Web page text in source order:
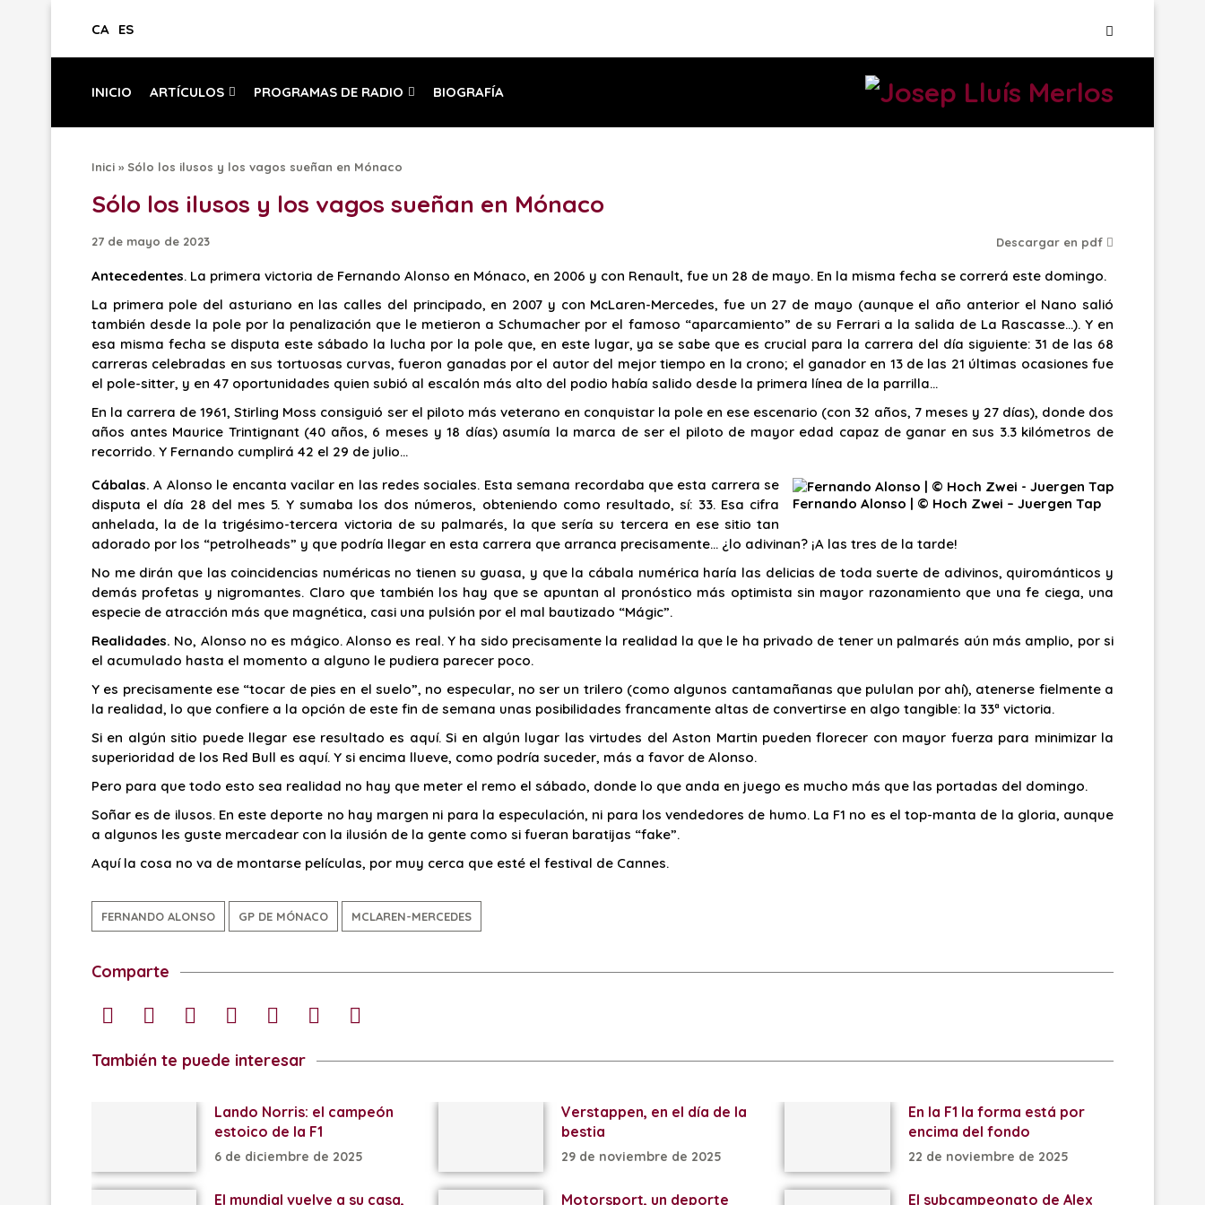
CA ES
INICIO ARTÍCULOS PROGRAMAS DE RADIO BIOGRAFÍA
Inici » Sólo los ilusos y los vagos sueñan en Mónaco
Sólo los ilusos y los vagos sueñan en Mónaco
27 de mayo de 2023 Descargar en pdf
Antecedentes. La primera victoria de Fernando Alonso en Mónaco, en 2006 y con Renault, fue un 28 de mayo. En la misma fecha se correrá este domingo.
La primera pole del asturiano en las calles del principado, en 2007 y con McLaren-Mercedes, fue un 27 de mayo (aunque el año anterior el Nano salió
también desde la pole por la penalización que le metieron a Schumacher por el famoso “aparcamiento” de su Ferrari a la salida de La Rascasse…). Y en
esa misma fecha se disputa este sábado la lucha por la pole que, en este lugar, ya se sabe que es crucial para la carrera del día siguiente: 31 de las 68
carreras celebradas en sus tortuosas curvas, fueron ganadas por el autor del mejor tiempo en la crono; el ganador en 13 de las 21 últimas ocasiones fue
el pole-sitter, y en 47 oportunidades quien subió al escalón más alto del podio había salido desde la primera línea de la parrilla…
En la carrera de 1961, Stirling Moss consiguió ser el piloto más veterano en conquistar la pole en ese escenario (con 32 años, 7 meses y 27 días), donde dos
años antes Maurice Trintignant (40 años, 6 meses y 18 días) asumía la marca de ser el piloto de mayor edad capaz de ganar en sus 3.3 kilómetros de
recorrido. Y Fernando cumplirá 42 el 29 de julio…
Fernando Alonso | © Hoch Zwei – Juergen Tap
Cábalas. A Alonso le encanta vacilar en las redes sociales. Esta semana recordaba que esta carrera se
disputa el día 28 del mes 5. Y sumaba los dos números, obteniendo como resultado, sí: 33. Esa cifra
anhelada, la de la trigésimo-tercera victoria de su palmarés, la que sería su tercera en ese sitio tan
adorado por los “petrolheads” y que podría llegar en esta carrera que arranca precisamente… ¿lo adivinan? ¡A las tres de la tarde!
No me dirán que las coincidencias numéricas no tienen su guasa, y que la cábala numérica haría las delicias de toda suerte de adivinos, quirománticos y
demás profetas y nigromantes. Claro que también los hay que se apuntan al pronóstico más optimista sin mayor razonamiento que una fe ciega, una
especie de atracción más que magnética, casi una pulsión por el mal bautizado “Mágic”.
Realidades. No, Alonso no es mágico. Alonso es real. Y ha sido precisamente la realidad la que le ha privado de tener un palmarés aún más amplio, por si
el acumulado hasta el momento a alguno le pudiera parecer poco.
Y es precisamente ese “tocar de pies en el suelo”, no especular, no ser un trilero (como algunos cantamañanas que pululan por ahí), atenerse fielmente a
la realidad, lo que confiere a la opción de este fin de semana unas posibilidades francamente altas de convertirse en algo tangible: la 33ª victoria.
Si en algún sitio puede llegar ese resultado es aquí. Si en algún lugar las virtudes del Aston Martin pueden florecer con mayor fuerza para minimizar la
superioridad de los Red Bull es aquí. Y si encima llueve, como podría suceder, más a favor de Alonso.
Pero para que todo esto sea realidad no hay que meter el remo el sábado, donde lo que anda en juego es mucho más que las portadas del domingo.
Soñar es de ilusos. En este deporte no hay margen ni para la especulación, ni para los vendedores de humo. La F1 no es el top-manta de la gloria, aunque
a algunos les guste mercadear con la ilusión de la gente como si fueran baratijas “fake”.
Aquí la cosa no va de montarse películas, por muy cerca que esté el festival de Cannes.
FERNANDO ALONSO GP DE MÓNACO MCLAREN-MERCEDES
Comparte
También te puede interesar
Lando Norris: el campeón
estoico de la F1
6 de diciembre de 2025
Verstappen, en el día de la
bestia
29 de noviembre de 2025
En la F1 la forma está por
encima del fondo
22 de noviembre de 2025
El mundial vuelve a su casa, Motorsport, un deporte El subcampeonato de Alex